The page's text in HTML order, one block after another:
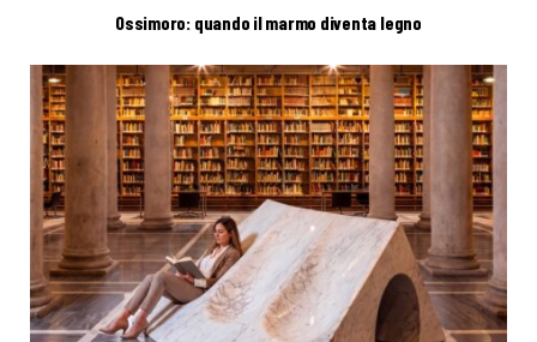
Ossimoro: quando il marmo diventa legno